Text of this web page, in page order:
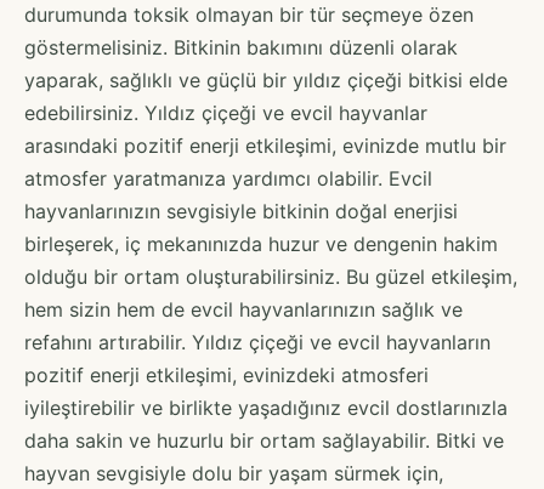
durumunda toksik olmayan bir tür seçmeye özen
göstermelisiniz. Bitkinin bakımını düzenli olarak
yaparak, sağlıklı ve güçlü bir yıldız çiçeği bitkisi elde
edebilirsiniz. Yıldız çiçeği ve evcil hayvanlar
arasındaki pozitif enerji etkileşimi, evinizde mutlu bir
atmosfer yaratmanıza yardımcı olabilir. Evcil
hayvanlarınızın sevgisiyle bitkinin doğal enerjisi
birleşerek, iç mekanınızda huzur ve dengenin hakim
olduğu bir ortam oluşturabilirsiniz. Bu güzel etkileşim,
hem sizin hem de evcil hayvanlarınızın sağlık ve
refahını artırabilir. Yıldız çiçeği ve evcil hayvanların
pozitif enerji etkileşimi, evinizdeki atmosferi
iyileştirebilir ve birlikte yaşadığınız evcil dostlarınızla
daha sakin ve huzurlu bir ortam sağlayabilir. Bitki ve
hayvan sevgisiyle dolu bir yaşam sürmek için,